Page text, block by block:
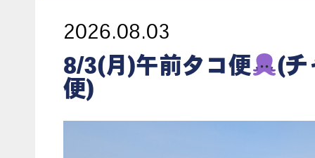
2026.08.03
8/3(月)午前タコ便
(チ
便)